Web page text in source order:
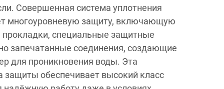
Совершенная система уплотнения
многоуровневую защиту, включающую
специальные защитные
запечатанные соединения, создающие
для проникновения воды. Эта
защиты обеспечивает высокий класс